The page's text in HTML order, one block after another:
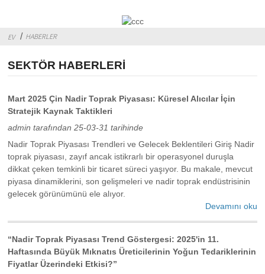
EV HABERLER
SEKTÖR HABERLERI
Mart 2025 Çin Nadir Toprak Piyasası: Küresel Alıcılar İçin
Stratejik Kaynak Taktikleri
admin tarafından 25-03-31 tarihinde
Nadir Toprak Piyasası Trendleri ve Gelecek Beklentileri Giriş Nadir
toprak piyasası, zayıf ancak istikrarlı bir operasyonel duruşla
dikkat çeken temkinli bir ticaret süreci yaşıyor. Bu makale, mevcut
piyasa dinamiklerini, son gelişmeleri ve nadir toprak endüstrisinin
gelecek görünümünü ele alıyor.
Devamını oku
“Nadir Toprak Piyasası Trend Göstergesi: 2025'in 11.
Haftasında Büyük Mıknatıs Üreticilerinin Yoğun Tedariklerinin
Fiyatlar Üzerindeki Etkisi?”